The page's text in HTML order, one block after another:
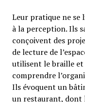
Leur pratique ne se
à la perception. Ils
conçoivent des
de lecture de
utilisent le braille
comprendre
Ils évoquent un
un restaurant, dont